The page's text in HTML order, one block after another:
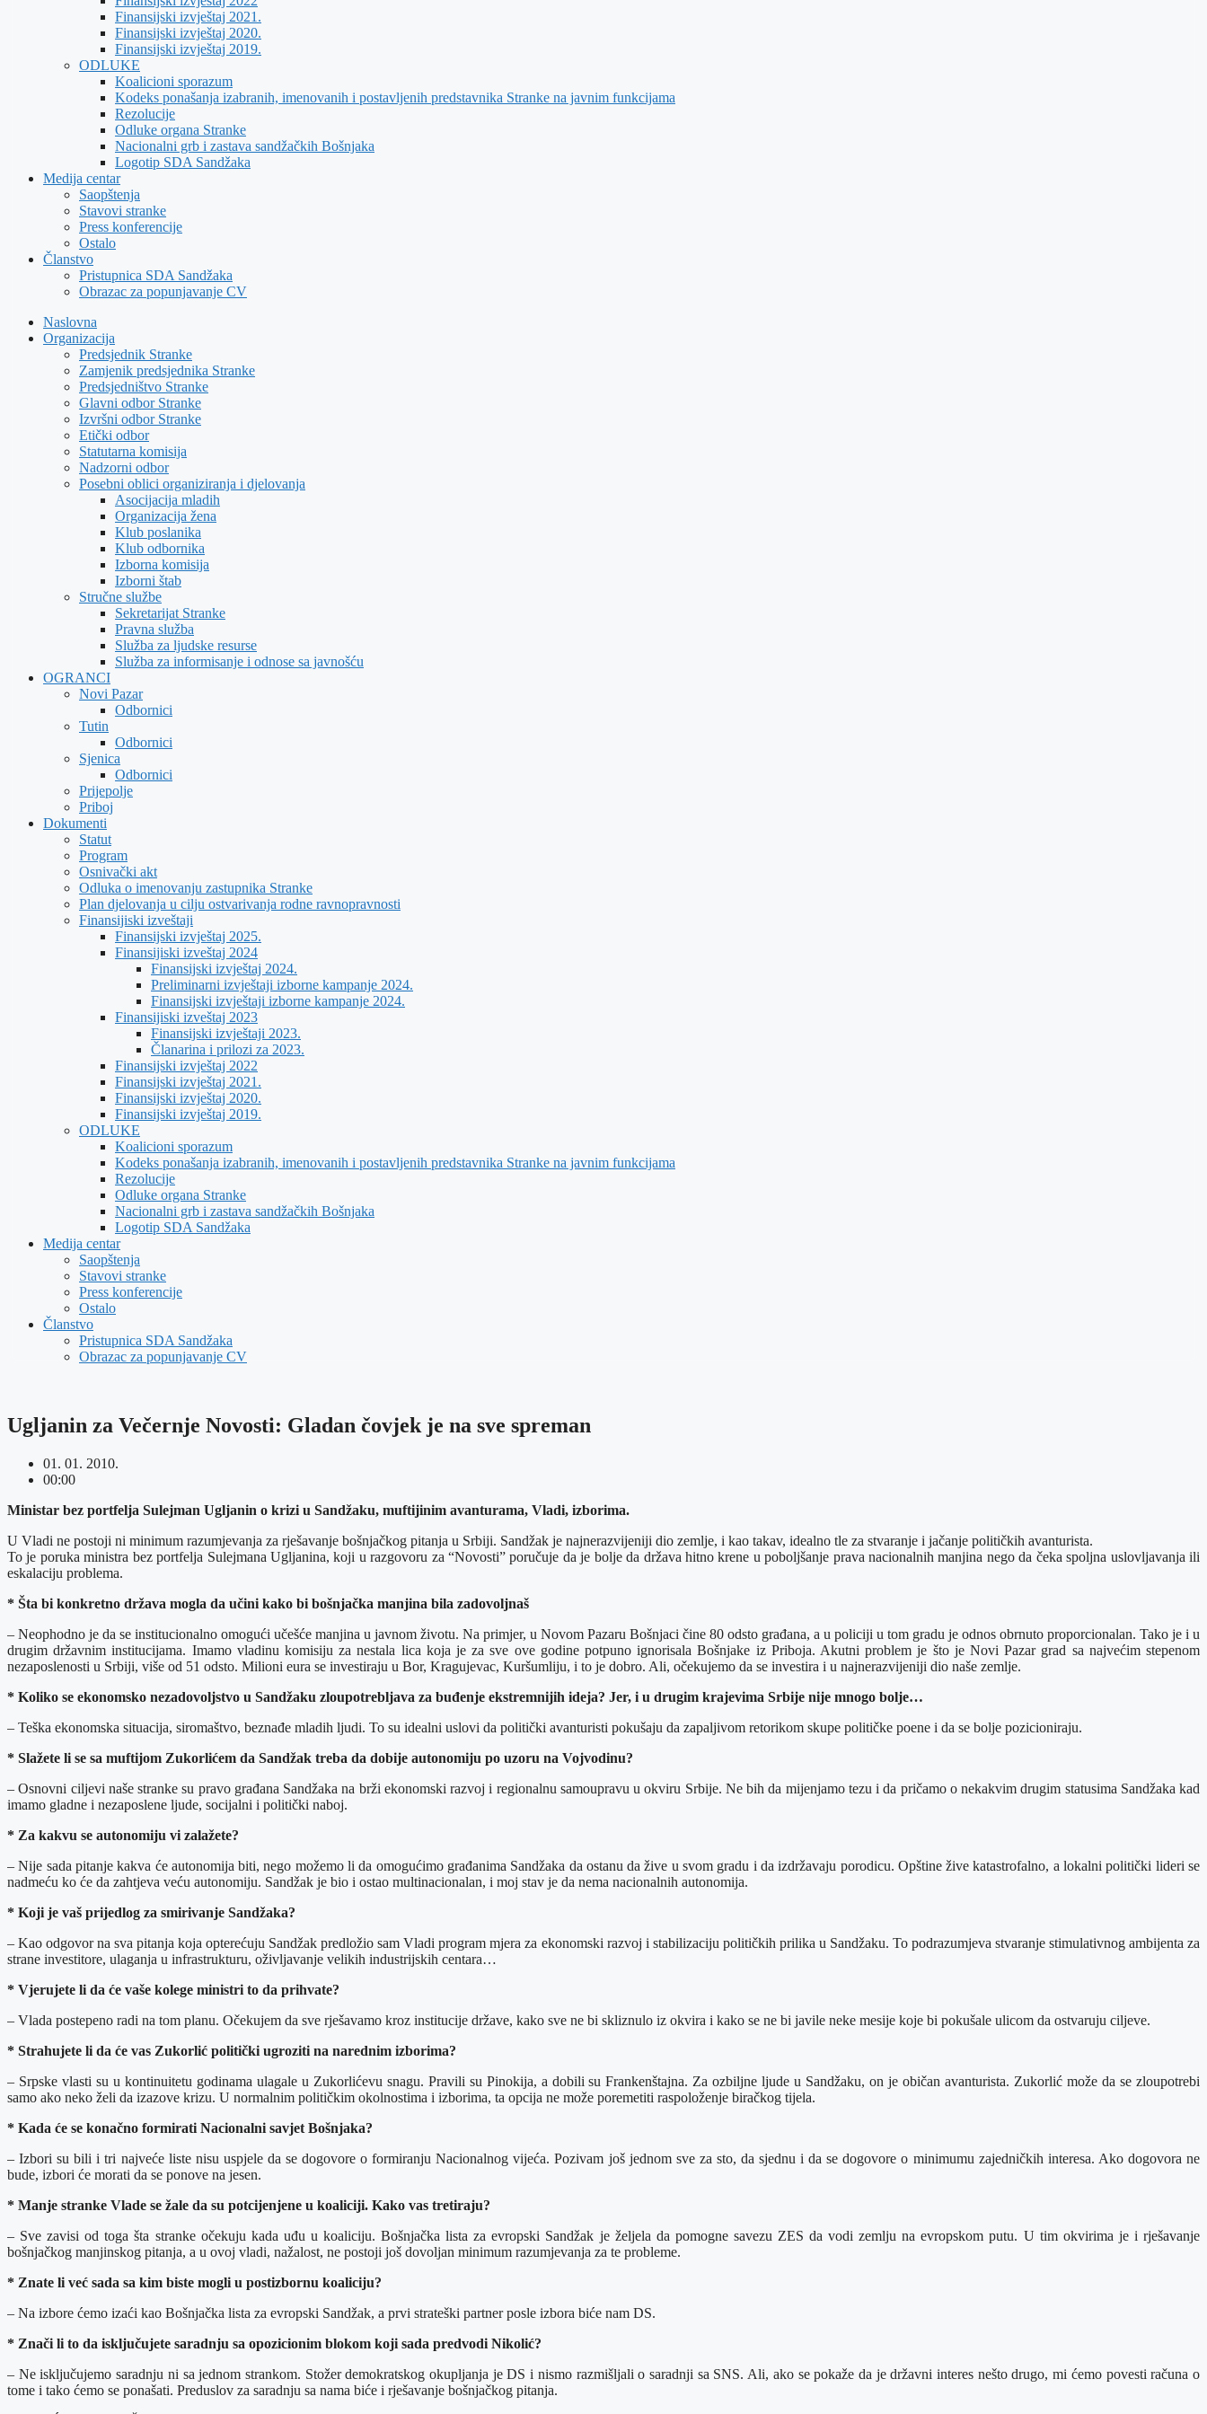
Finansijski izvještaj 2021.
Finansijski izvještaj 2020.
Finansijski izvještaj 2019.
ODLUKE
Koalicioni sporazum
Kodeks ponašanja izabranih, imenovanih i postavljenih predstavnika Stranke na javnim funkcijama
Rezolucije
Odluke organa Stranke
Nacionalni grb i zastava sandžačkih Bošnjaka
Logotip SDA Sandžaka
Medija centar
Saopštenja
Stavovi stranke
Press konferencije
Ostalo
Članstvo
Pristupnica SDA Sandžaka
Obrazac za popunjavanje CV
Naslovna
Organizacija
Predsjednik Stranke
Zamjenik predsjednika Stranke
Predsjedništvo Stranke
Glavni odbor Stranke
Izvršni odbor Stranke
Etički odbor
Statutarna komisija
Nadzorni odbor
Posebni oblici organiziranja i djelovanja
Asocijacija mladih
Organizacija žena
Klub poslanika
Klub odbornika
Izborna komisija
Izborni štab
Stručne službe
Sekretarijat Stranke
Pravna služba
Služba za ljudske resurse
Služba za informisanje i odnose sa javnošću
OGRANCI
Novi Pazar
Odbornici
Tutin
Odbornici
Sjenica
Odbornici
Prijepolje
Priboj
Dokumenti
Statut
Program
Osnivački akt
Odluka o imenovanju zastupnika Stranke
Plan djelovanja u cilju ostvarivanja rodne ravnopravnosti
Finansijiski izveštaji
Finansijski izvještaj 2025.
Finansijiski izveštaj 2024
Finansijski izvještaj 2024.
Preliminarni izvještaji izborne kampanje 2024.
Finansijski izvještaji izborne kampanje 2024.
Finansijiski izveštaj 2023
Finansijski izvještaji 2023.
Članarina i prilozi za 2023.
Finansijski izvještaj 2022
Finansijski izvještaj 2021.
Finansijski izvještaj 2020.
Finansijski izvještaj 2019.
ODLUKE
Koalicioni sporazum
Kodeks ponašanja izabranih, imenovanih i postavljenih predstavnika Stranke na javnim funkcijama
Rezolucije
Odluke organa Stranke
Nacionalni grb i zastava sandžačkih Bošnjaka
Logotip SDA Sandžaka
Medija centar
Saopštenja
Stavovi stranke
Press konferencije
Ostalo
Članstvo
Pristupnica SDA Sandžaka
Obrazac za popunjavanje CV
Ugljanin za Večernje Novosti: Gladan čovjek je na sve spreman
01. 01. 2010.
00:00
Ministar bez portfelja Sulejman Ugljanin o krizi u Sandžaku, muftijinim avanturama, Vladi, izborima.
U Vladi ne postoji ni minimum razumjevanja za rješavanje bošnjačkog pitanja u Srbiji. Sandžak je najnerazvijeniji dio zemlje, i kao takav, idealno tle za stvaranje i jačanje političkih avanturista.
To je poruka ministra bez portfelja Sulejmana Ugljanina, koji u razgovoru za “Novosti” poručuje da je bolje da država hitno krene u poboljšanje prava nacionalnih manjina nego da čeka spoljna uslovljavanja ili
eskalaciju problema.
* Šta bi konkretno država mogla da učini kako bi bošnjačka manjina bila zadovoljnaš
– Neophodno je da se institucionalno omogući učešće manjina u javnom životu. Na primjer, u Novom Pazaru Bošnjaci čine 80 odsto građana, a u policiji u tom gradu je odnos obrnuto proporcionalan. Tako je i u
drugim državnim institucijama. Imamo vladinu komisiju za nestala lica koja je za sve ove godine potpuno ignorisala Bošnjake iz Priboja. Akutni problem je što je Novi Pazar grad sa najvećim stepenom
nezaposlenosti u Srbiji, više od 51 odsto. Milioni eura se investiraju u Bor, Kragujevac, Kuršumliju, i to je dobro. Ali, očekujemo da se investira i u najnerazvijeniji dio naše zemlje.
* Koliko se ekonomsko nezadovoljstvo u Sandžaku zloupotrebljava za buđenje ekstremnijih ideja? Jer, i u drugim krajevima Srbije nije mnogo bolje…
– Teška ekonomska situacija, siromaštvo, beznađe mladih ljudi. To su idealni uslovi da politički avanturisti pokušaju da zapaljivom retorikom skupe političke poene i da se bolje pozicioniraju.
* Slažete li se sa muftijom Zukorlićem da Sandžak treba da dobije autonomiju po uzoru na Vojvodinu?
– Osnovni ciljevi naše stranke su pravo građana Sandžaka na brži ekonomski razvoj i regionalnu samoupravu u okviru Srbije. Ne bih da mijenjamo tezu i da pričamo o nekakvim drugim statusima Sandžaka kad
imamo gladne i nezaposlene ljude, socijalni i politički naboj.
* Za kakvu se autonomiju vi zalažete?
– Nije sada pitanje kakva će autonomija biti, nego možemo li da omogućimo građanima Sandžaka da ostanu da žive u svom gradu i da izdržavaju porodicu. Opštine žive katastrofalno, a lokalni politički lideri se
nadmeću ko će da zahtjeva veću autonomiju. Sandžak je bio i ostao multinacionalan, i moj stav je da nema nacionalnih autonomija.
* Koji je vaš prijedlog za smirivanje Sandžaka?
– Kao odgovor na sva pitanja koja opterećuju Sandžak predložio sam Vladi program mjera za ekonomski razvoj i stabilizaciju političkih prilika u Sandžaku. To podrazumjeva stvaranje stimulativnog ambijenta za
strane investitore, ulaganja u infrastrukturu, oživljavanje velikih industrijskih centara…
* Vjerujete li da će vaše kolege ministri to da prihvate?
– Vlada postepeno radi na tom planu. Očekujem da sve rješavamo kroz institucije države, kako sve ne bi skliznulo iz okvira i kako se ne bi javile neke mesije koje bi pokušale ulicom da ostvaruju ciljeve.
* Strahujete li da će vas Zukorlić politički ugroziti na narednim izborima?
– Srpske vlasti su u kontinuitetu godinama ulagale u Zukorlićevu snagu. Pravili su Pinokija, a dobili su Frankenštajna. Za ozbiljne ljude u Sandžaku, on je običan avanturista. Zukorlić može da se zloupotrebi
samo ako neko želi da izazove krizu. U normalnim političkim okolnostima i izborima, ta opcija ne može poremetiti raspoloženje biračkog tijela.
* Kada će se konačno formirati Nacionalni savjet Bošnjaka?
– Izbori su bili i tri najveće liste nisu uspjele da se dogovore o formiranju Nacionalnog vijeća. Pozivam još jednom sve za sto, da sjednu i da se dogovore o minimumu zajedničkih interesa. Ako dogovora ne
bude, izbori će morati da se ponove na jesen.
* Manje stranke Vlade se žale da su potcijenjene u koaliciji. Kako vas tretiraju?
– Sve zavisi od toga šta stranke očekuju kada uđu u koaliciju. Bošnjačka lista za evropski Sandžak je željela da pomogne savezu ZES da vodi zemlju na evropskom putu. U tim okvirima je i rješavanje
bošnjačkog manjinskog pitanja, a u ovoj vladi, nažalost, ne postoji još dovoljan minimum razumjevanja za te probleme.
* Znate li već sada sa kim biste mogli u postizbornu koaliciju?
– Na izbore ćemo izaći kao Bošnjačka lista za evropski Sandžak, a prvi strateški partner posle izbora biće nam DS.
* Znači li to da isključujete saradnju sa opozicionim blokom koji sada predvodi Nikolić?
– Ne isključujemo saradnju ni sa jednom strankom. Stožer demokratskog okupljanja je DS i nismo razmišljali o saradnji sa SNS. Ali, ako se pokaže da je državni interes nešto drugo, mi ćemo povesti računa o
tome i tako ćemo se ponašati. Preduslov za saradnju sa nama biće i rješavanje bošnjačkog pitanja.